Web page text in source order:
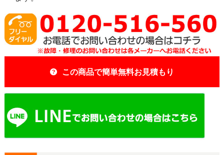
この商品で簡単無料お見積もり